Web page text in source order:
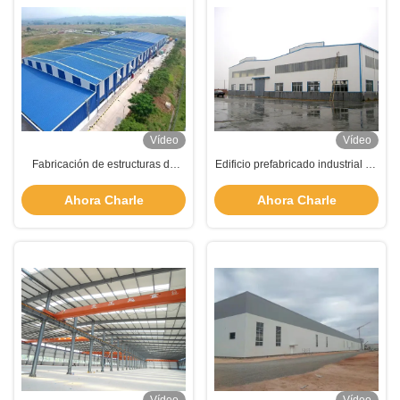
Vídeo
Fabricación de estructuras de
almacenes industriales
prefabricados de metal
Ahora Charle
Vídeo
Edificio prefabricado industrial de
acero
Ahora Charle